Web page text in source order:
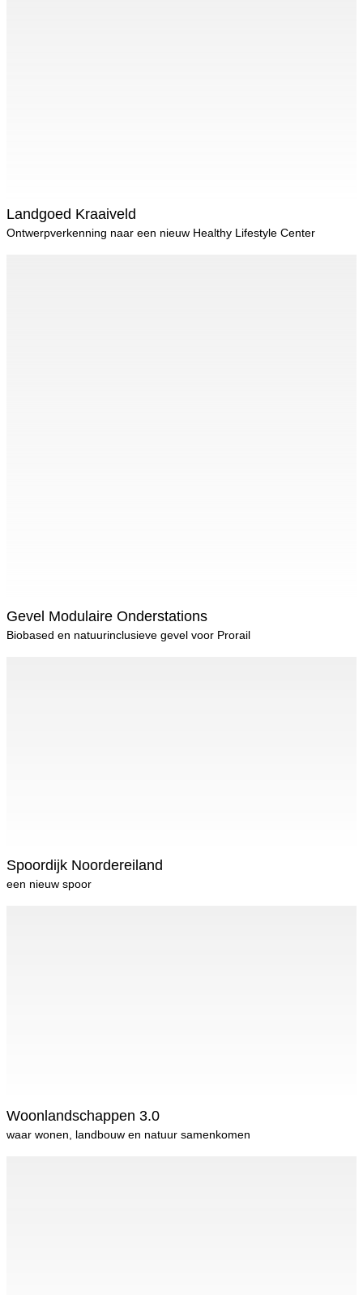
Landgoed Kraaiveld
Ontwerpverkenning naar een nieuw Healthy Lifestyle Center
Gevel Modulaire Onderstations
Biobased en natuurinclusieve gevel voor Prorail
Spoordijk Noordereiland
een nieuw spoor
Woonlandschappen 3.0
waar wonen, landbouw en natuur samenkomen